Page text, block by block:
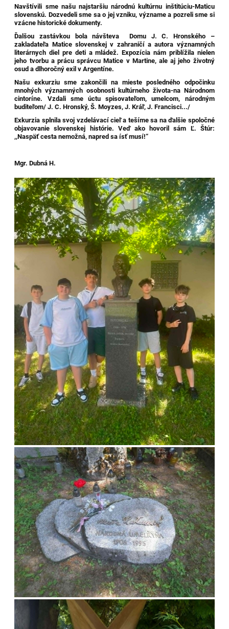
Navštívili sme našu najstaršiu národnú kultúrnu inštitúciu-Maticu
slovenskú. Dozvedeli sme sa o jej vzniku, význame a pozreli sme si
vzácne historické dokumenty.
Ďalšou zastávkou bola návšteva Domu J. C. Hronského –
zakladateľa Matice slovenskej v zahraničí a autora významných
literárnych diel pre deti a mládež. Expozícia nám priblížila nielen
jeho tvorbu a prácu správcu Matice v Martine, ale aj jeho životný
osud a dlhoročný exil v Argentíne.
Našu exkurziu sme zakončili na mieste posledného odpočinku
mnohých významných osobnosti kultúrneho života-na Národnom
cintoríne. Vzdali sme úctu spisovateľom, umelcom, národným
buditeľom/ J. C. Hronský, Š. Moyzes, J. Kráľ, J. Francisci.../
Exkurzia splnila svoj vzdelávací cieľ a tešíme sa na ďalšie spoločné
objavovanie slovenskej histórie. Veď ako hovoril sám Ľ. Štúr:
,,Naspäť cesta nemožná, napred sa ísť musí!“
Mgr. Dubná H.